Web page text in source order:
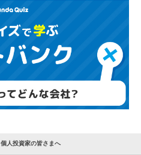
個人投資家の皆さまへ